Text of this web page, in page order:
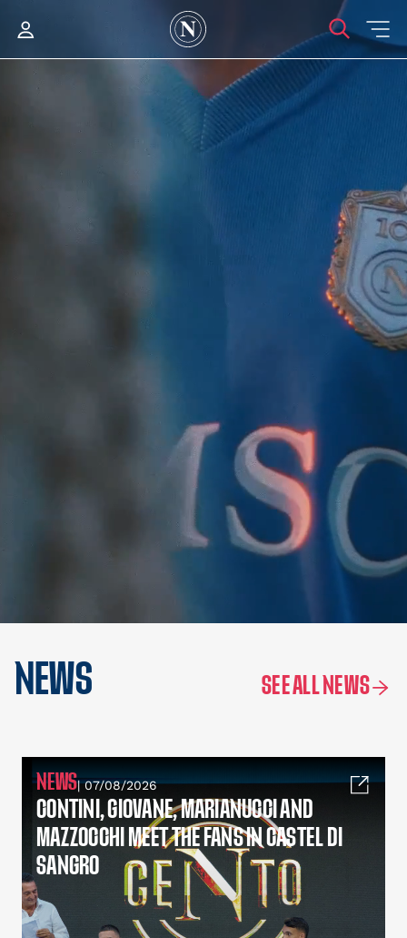
NEWS SEE ALL NEWS
NEWS| 07/08/2026
CONTINI, GIOVANE, MARIANUCCI AND
MAZZOCCHI MEET THE FANS IN CASTEL DI
SANGRO